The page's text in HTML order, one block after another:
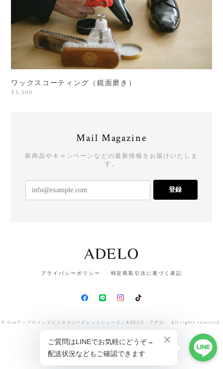
ワックスコーティング（鏡面磨き）
¥5,500
Mail Magazine
新商品やキャンペーンなどの最新情報をお届けいたしま
す。
登録
プライバシーポリシー 特定商取引法に基づく表記
© 6cmアップのメンズビジネスシークレットシューズ／ADELO〈アデロ〉 All rights reserved.